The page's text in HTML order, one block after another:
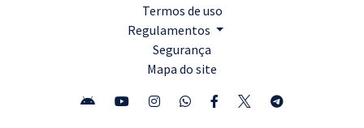
Termos de uso
Regulamentos
Segurança
Mapa do site